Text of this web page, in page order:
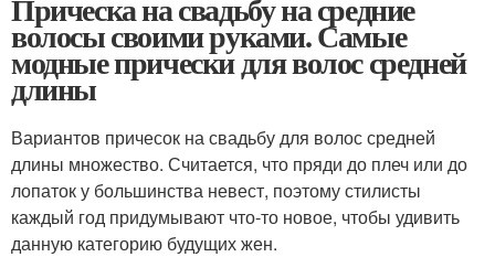
Прическа на свадьбу на средние
волосы своими руками. Самые
модные прически для волос средней
длины
Вариантов причесок на свадьбу для волос средней
длины множество. Считается, что пряди до плеч или до
лопаток у большинства невест, поэтому стилисты
каждый год придумывают что-то новое, чтобы удивить
данную категорию будущих жен.